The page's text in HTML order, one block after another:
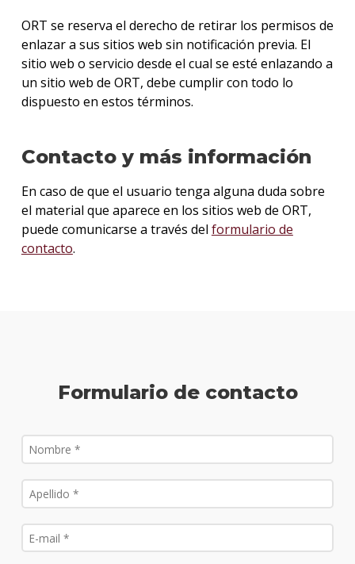
ORT se reserva el derecho de retirar los permisos de
enlazar a sus sitios web sin notificación previa. El
sitio web o servicio desde el cual se esté enlazando a
un sitio web de ORT, debe cumplir con todo lo
dispuesto en estos términos.
Contacto y más información
En caso de que el usuario tenga alguna duda sobre
el material que aparece en los sitios web de ORT,
puede comunicarse a través del formulario de
contacto.
Formulario de contacto